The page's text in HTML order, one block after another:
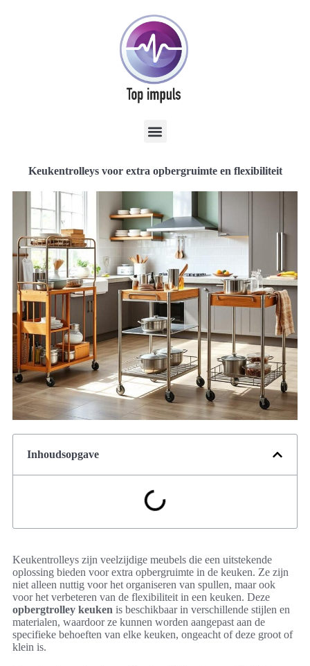
Keukentrolleys voor extra opbergruimte en flexibiliteit
Inhoudsopgave
Keukentrolleys zijn veelzijdige meubels die een uitstekende
oplossing bieden voor extra opbergruimte in de keuken. Ze zijn
niet alleen nuttig voor het organiseren van spullen, maar ook
voor het verbeteren van de flexibiliteit in een keuken. Deze
opbergtrolley keuken is beschikbaar in verschillende stijlen en
materialen, waardoor ze kunnen worden aangepast aan de
specifieke behoeften van elke keuken, ongeacht of deze groot of
klein is.